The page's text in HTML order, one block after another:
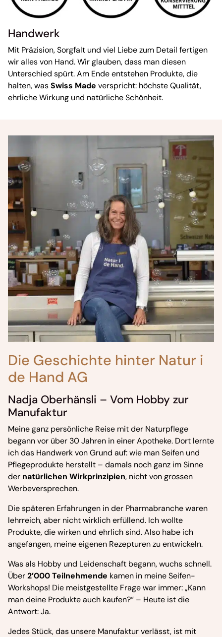
Handwerk
Mit Präzision, Sorgfalt und viel Liebe zum Detail fertigen
wir alles von Hand. Wir glauben, dass man diesen
Unterschied spürt. Am Ende entstehen Produkte, die
halten, wasSwiss Made verspricht: höchste Qualität,
ehrliche Wirkung und natürliche Schönheit.
Die Geschichte hinter Natur i
de Hand AG
Nadja Oberhänsli – Vom Hobby zur
Manufaktur
Meine ganz persönliche Reise mit der Naturpflege
begann vor über 30 Jahren in einer Apotheke. Dort lernte
ich das Handwerk von Grund auf: wie man Seifen und
Pflegeprodukte herstellt – damals noch ganz im Sinne
der natürlichen Wirkprinzipien, nicht von grossen
Werbeversprechen.
Die späteren Erfahrungen in der Pharmabranche waren
lehrreich, aber nicht wirklich erfüllend. Ich wollte
Produkte, die wirken und ehrlich sind. Also habe ich
angefangen, meine eigenen Rezepturen zu entwickeln.
Was als Hobby und Leidenschaft begann, wuchs schnell.
Über2’000 Teilnehmende kamen in meine Seifen-
Workshops! Die meistgestellte Frage war immer: „Kann
man deine Produkte auch kaufen?“ – Heute ist die
Antwort: Ja.
Jedes Stück, das unsere Manufaktur verlässt, ist mit